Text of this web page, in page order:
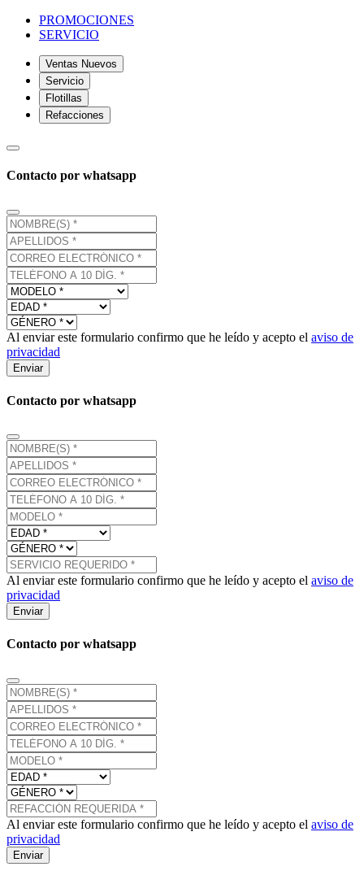
PROMOCIONES
SERVICIO
Ventas Nuevos
Servicio
Flotillas
Refacciones
Contacto por whatsapp
Al enviar este formulario confirmo que he leído y acepto el aviso de
privacidad
Enviar
Contacto por whatsapp
Al enviar este formulario confirmo que he leído y acepto el aviso de
privacidad
Enviar
Contacto por whatsapp
Al enviar este formulario confirmo que he leído y acepto el aviso de
privacidad
Enviar